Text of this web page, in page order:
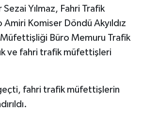
Yılmaz, Fahri Trafik
Komiser Döndü Akyıldız
Büro Memuru Trafik
ve fahri trafik müfettişleri
fahri trafik müfettişlerin